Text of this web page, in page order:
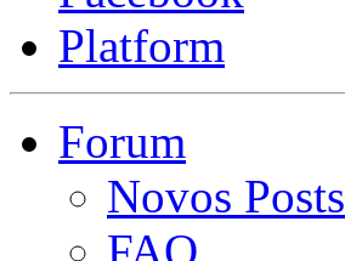
Forum
Novos Posts
FAQ